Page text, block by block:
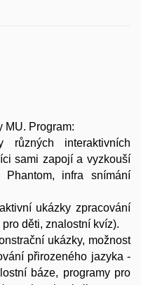
MU. Program:
různých interaktivních
sami zapojí a vyzkouší
infra snímání
ukázky zpracování
děti, znalostní kvíz).
ukázky, možnost
přirozeného jazyka -
báze, programy pro